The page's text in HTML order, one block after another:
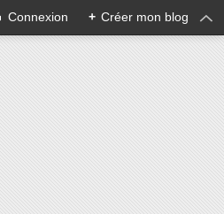
Connexion + Créer mon blog